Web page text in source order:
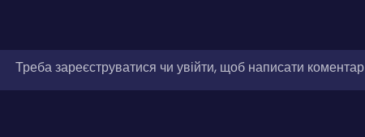
Треба зареєструватися чи увійти, щоб написати коментар